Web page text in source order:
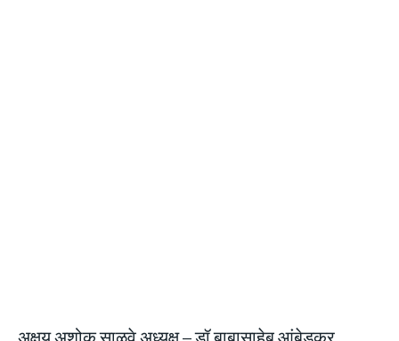
अक्षय अशोक साळवे अध्यक्ष – डॉ बाबासाहेब आंबेडकर